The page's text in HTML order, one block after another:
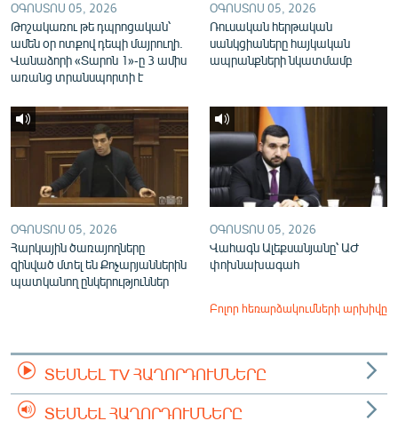
ՕԳՈՍՏՈՍ 05, 2026
Թոշակառու թե դպրոցական՝
ամեն օր ոտքով դեպի մայրուղի.
Վանաձորի «Տարոն 1»-ը 3 ամիս
առանց տրանսպորտի է
ՕԳՈՍՏՈՍ 05, 2026
Ռուսական հերթական
սանկցիաները հայկական
ապրանքների նկատմամբ
ՕԳՈՍՏՈՍ 05, 2026
Հարկային ծառայողները
զինված մտել են Քոչարյաններին
պատկանող ընկերություններ
ՕԳՈՍՏՈՍ 05, 2026
Վահագն Ալեքսանյանը՝ ԱԺ
փոխնախագահ
Բոլոր հեռարձակումների արխիվը
ՏԵՍՆԵԼ TV ՀԱՂՈՐԴՈՒՄՆԵՐԸ
ՏԵՍՆԵԼ ՀԱՂՈՐԴՈՒՄՆԵՐԸ